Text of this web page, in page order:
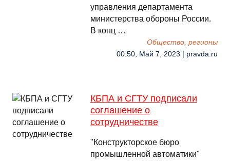
управления департамента
министерства обороны России.
В конц …
Общество, регионы
00:50, Май 7, 2023 | pravda.ru
КБПА и СГТУ подписали
соглашение о
сотрудничестве
"Конструкторское бюро
промышленной автоматики"